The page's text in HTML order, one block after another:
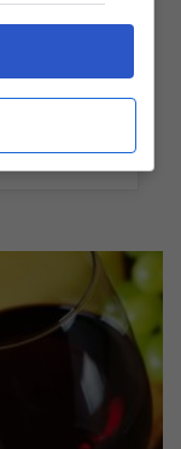
in tutto il
Spesso
rispetto a